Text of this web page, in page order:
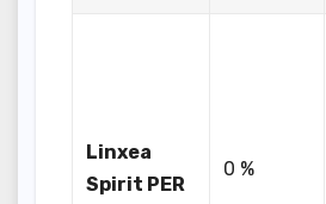
Linxea
Spirit PER
0 %